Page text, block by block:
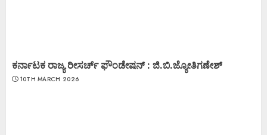
ಕರ್ನಾಟಕ ರಾಜ್ಯ ರೀಸರ್ಚ್ ಫೌಂಡೇಷನ್ : ಜಿ.ಬಿ.ಜ್ಯೋತಿಗಣೇಶ್
10TH MARCH 2026